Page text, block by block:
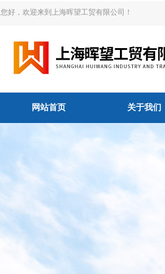
您好，欢迎来到上海晖望工贸有限公司！
网站首页 关于我们